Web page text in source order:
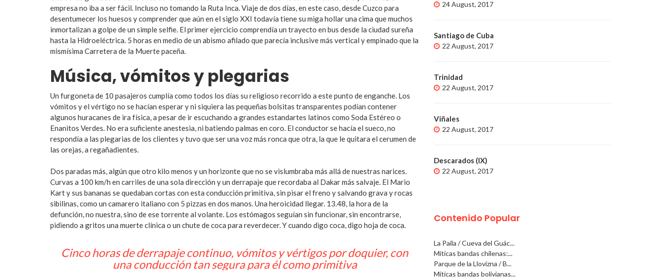
empresa no iba a ser fácil. Incluso no tomando la Ruta Inca. Viaje de dos días, en este caso, desde Cuzco para
desentumecer los huesos y comprender que aún en el siglo XXI todavía tiene su miga hollar una cima que muchos
inmortalizan a golpe de un simple selfie. El primer ejercicio comprendía un trayecto en bus desde la ciudad sureña
hasta la Hidroeléctrica. 5 horas en medio de un abismo afilado que parecía inclusive más vertical y empinado que la
mismísima Carretera de la Muerte paceña.
Música, vómitos y plegarias
Un furgoneta de 10 pasajeros cumplía como todos los días su religioso recorrido a este punto de enganche. Los
vómitos y el vértigo no se hacían esperar y ni siquiera las pequeñas bolsitas transparentes podían contener
algunos huracanes de ira física, a pesar de ir escuchando a grandes estandartes latinos como Soda Estéreo o
Enanitos Verdes. No era suficiente anestesia, ni batiendo palmas en coro. El conductor se hacía el sueco, no
respondía a las plegarias de los clientes y tuvo que ser una voz más ronca que otra, la que le quitara el cerumen de
las orejas, a regañadientes.
Dos paradas más, algún que otro kilo menos y un horizonte que no se vislumbraba más allá de nuestras narices.
Curvas a 100 km/h en carriles de una sola dirección y un derrapaje que recordaba al Dakar más salvaje. El Mario
Kart y sus bananas se quedaban cortas con esta conducción primitiva, sin pisar el freno y salvando grava y rocas
sibilinas, como un camarero italiano con 5 pizzas en dos manos. Una heroicidad llegar. 13.48, la hora de la
defunción, no nuestra, sino de ese torrente al volante. Los estómagos seguían sin funcionar, sin encontrarse,
pidiendo a gritos una muerte clínica o un chute de coca para reverdecer. Y cuando digo coca, digo hoja de coca.
Cinco horas de derrapaje continuo, vómitos y vértigos por doquier, con
una conducción tan segura para él como primitiva
24 August, 2017
Santiago de Cuba
22 August, 2017
Trinidad
22 August, 2017
Viñales
22 August, 2017
Descarados (IX)
22 August, 2017
Contenido Popular
La Paila / Cueva del Guác...
Míticas bandas chilenas:...
Parque de la Llovizna / B...
Míticas bandas bolivianas...